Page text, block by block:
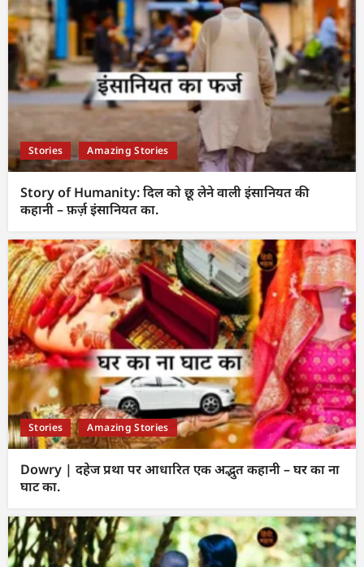
Stories Amazing Stories
Story of Humanity: दिल को छू लेने वाली इंसानियत की
कहानी – फ़र्ज़ इंसानियत का.
Stories Amazing Stories
Dowry | दहेज प्रथा पर आधारित एक अद्भुत कहानी – घर का ना
घाट का.